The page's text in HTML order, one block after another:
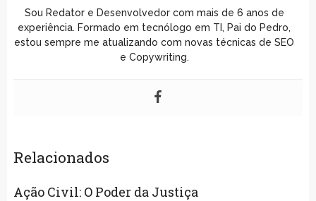
Sou Redator e Desenvolvedor com mais de 6 anos de
experiência. Formado em tecnólogo em TI, Pai do Pedro,
estou sempre me atualizando com novas técnicas de SEO
e Copywriting.
Relacionados
Ação Civil: O Poder da Justiça